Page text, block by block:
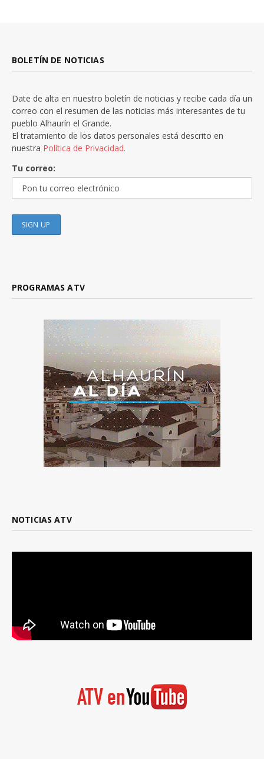
BOLETÍN DE NOTICIAS
Date de alta en nuestro boletín de noticias y recibe cada día un
correo con el resumen de las noticias más interesantes de tu
pueblo Alhaurín el Grande.
El tratamiento de los datos personales está descrito en
nuestra Política de Privacidad.
Tu correo:
PROGRAMAS ATV
NOTICIAS ATV